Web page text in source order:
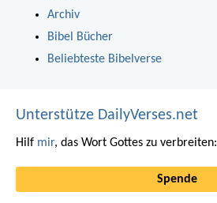
Archiv
Bibel Bücher
Beliebteste Bibelverse
Unterstütze DailyVerses.net
Hilf mir, das Wort Gottes zu verbreiten:
Spende